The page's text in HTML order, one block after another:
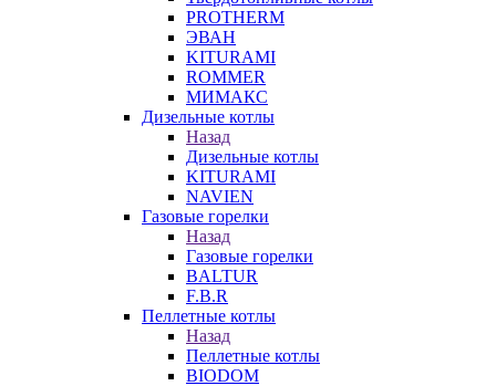
PROTHERM
ЭВАН
KITURAMI
ROMMER
МИМАКС
Дизельные котлы
Назад
Дизельные котлы
KITURAMI
NAVIEN
Газовые горелки
Назад
Газовые горелки
BALTUR
F.B.R
Пеллетные котлы
Назад
Пеллетные котлы
BIODOM